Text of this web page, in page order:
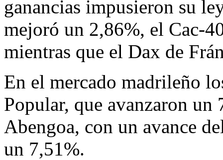
ganancias impusieron su
mejoró un 2,86%, el Cac-
mientras que el Dax de
En el mercado madrileño
Popular, que avanzaron un
Abengoa, con un avance
un 7,51%.